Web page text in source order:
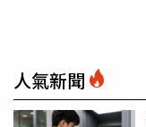
人氣新聞